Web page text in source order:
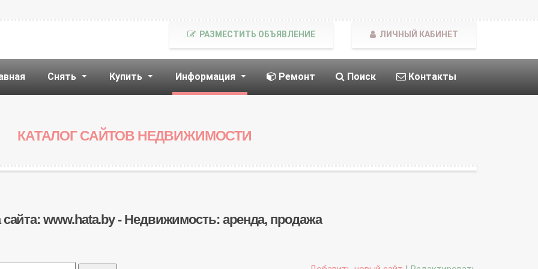
Снять Купить Информация Ремонт Поиск Контакты
РАЗМЕСТИТЬ ОБЪЯВЛЕНИЕ ЛИЧНЫЙ КАБИНЕТ
КАТАЛОГ САЙТОВ НЕДВИЖИМОСТИ
сайта: www.hata.by - Недвижимость: аренда, продажа